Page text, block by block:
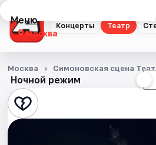
Концерты Театр
Меню
Москва
Концерты
Театр
Стендап
Ночной режим
Москва Симоновская сцена